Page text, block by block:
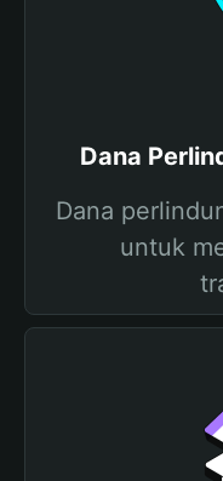
Dana
Dana
untuk